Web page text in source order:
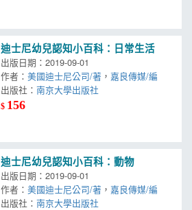
迪士尼幼兒認知小百科：日常生活
出版日期：2019-09-01
作者：美國迪士尼公司/著 ，嘉良傳媒/編
出版社：南京大學出版社
$ 156
迪士尼幼兒認知小百科：動物
出版日期：2019-09-01
作者：美國迪士尼公司/著 ，嘉良傳媒/編
出版社：南京大學出版社